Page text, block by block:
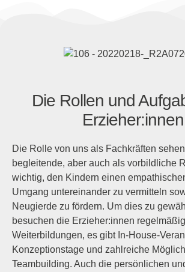
Die Rollen und
Erzieher:innen
Die Rolle von uns als Fachkräften
begleitende, aber auch als vorbildliche
wichtig, den Kindern einen
Umgang untereinander zu vermitteln
Neugierde zu fördern. Um dies zu
besuchen die Erzieher:innen
Weiterbildungen, es gibt In-House-
Konzeptionstage und zahlreiche
Teambuilding. Auch die persönlichen